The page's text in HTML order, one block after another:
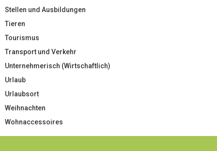
Stellen und Ausbildungen
Tieren
Tourismus
Transport und Verkehr
Unternehmerisch (Wirtschaftlich)
Urlaub
Urlaubsort
Weihnachten
Wohnaccessoires